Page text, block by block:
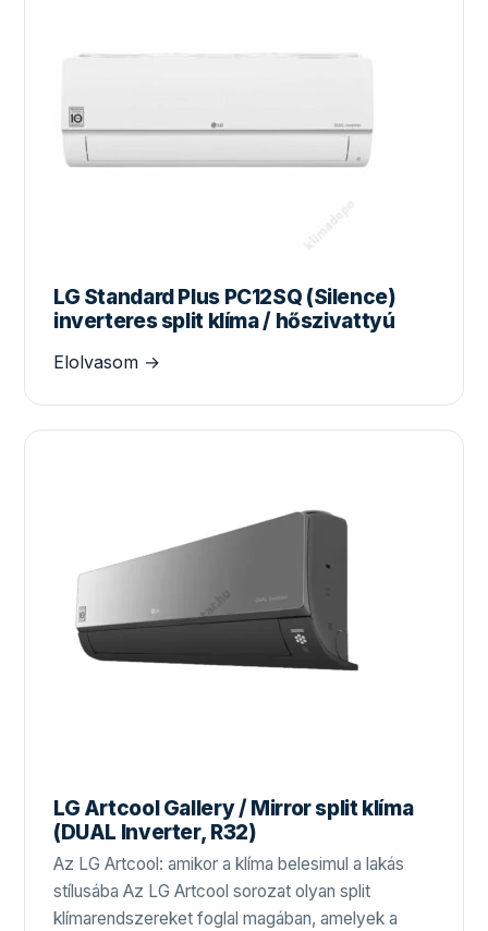
LG Standard Plus PC12SQ (Silence)
inverteres split klíma / hőszivattyú
Elolvasom →
LG Artcool Gallery / Mirror split klíma
(DUAL Inverter, R32)
Az LG Artcool: amikor a klíma belesimul a lakás
stílusába Az LG Artcool sorozat olyan split
klímarendszereket foglal magában, amelyek a